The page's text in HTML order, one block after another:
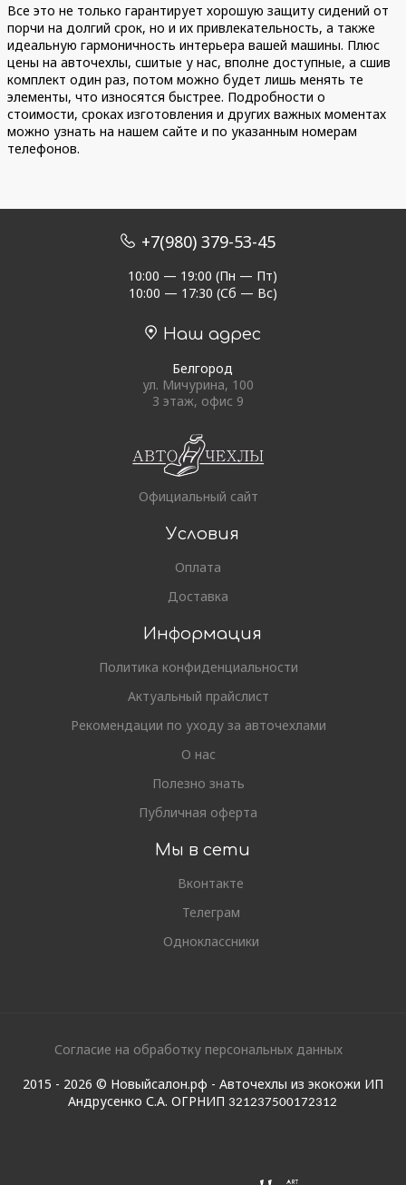
Все это не только гарантирует хорошую защиту сидений от
порчи на долгий срок, но и их привлекательность, а также
идеальную гармоничность интерьера вашей машины. Плюс
цены на авточехлы, сшитые у нас, вполне доступные, а сшив
комплект один раз, потом можно будет лишь менять те
элементы, что износятся быстрее. Подробности о
стоимости, сроках изготовления и других важных моментах
можно узнать на нашем сайте и по указанным номерам
телефонов.
+7(980) 379-53-45
10:00 — 19:00 (Пн — Пт)
10:00 — 17:30 (Сб — Вс)
Наш адрес
Белгород
ул. Мичурина, 100
3 этаж, офис 9
Официальный сайт
Условия
Оплата
Доставка
Информация
Политика конфиденциальности
Актуальный прайслист
Рекомендации по уходу за авточехлами
О нас
Полезно знать
Публичная оферта
Мы в сети
Вконтакте
Телеграм
Одноклассники
Согласие на обработку персональных данных
2015 - 2026 © Новыйсалон.рф - Авточехлы из экокожи ИП
Андрусенко С.А. ОГРНИП 321237500172312